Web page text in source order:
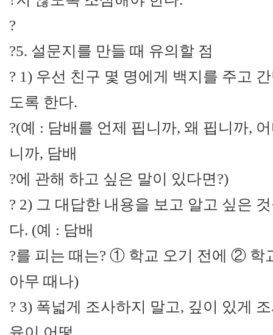
?
?5. 설문지를 만들 때 유의할 점
? 1) 우선 친구 몇 명에게 백지를 주고
도록 한다.
?(예 : 담배를 언제 핍니까, 왜 핍니까,
니까, 담배
?에 관해 하고 싶은 말이 있다면?)
? 2) 그 대답한 내용을 보고 알고 싶은
다. (예 : 담배
?를 피는 때는? ① 학교 오기 전에 ②
아무 때나)
? 3) 폭넓게 조사하지 말고, 깊이 있게